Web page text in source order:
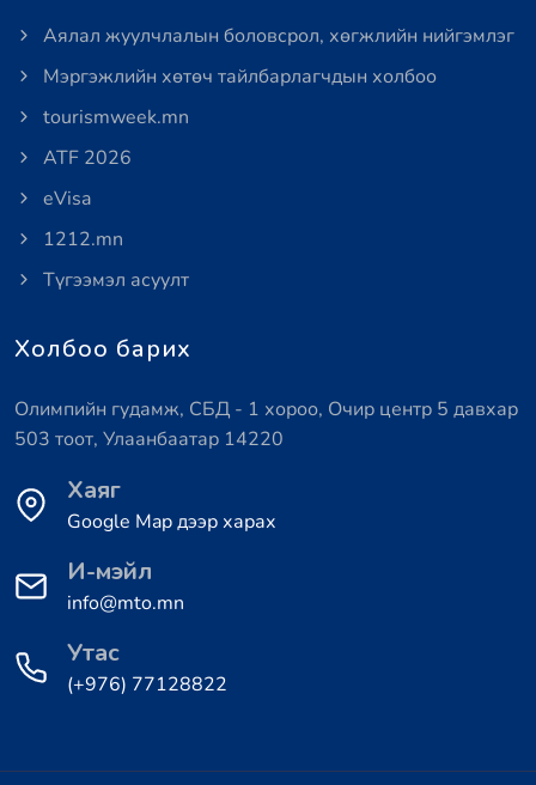
Аялал жуулчлалын боловсрол, хөгжлийн нийгэмлэг
Мэргэжлийн хөтөч тайлбарлагчдын холбоо
tourismweek.mn
ATF 2026
eVisa
1212.mn
Түгээмэл асуулт
Холбоо барих
Олимпийн гудамж, СБД - 1 хороо, Очир центр 5 давхар
503 тоот, Улаанбаатар 14220
Хаяг
Google Map дээр харах
И-мэйл
info@mto.mn
Утас
(+976) 77128822